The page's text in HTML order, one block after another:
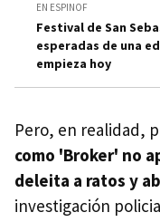
EN ESPINOF
Festival de San
esperadas de una
empieza hoy
Pero, en realidad,
como 'Broker' no
deleita a ratos y
investigación